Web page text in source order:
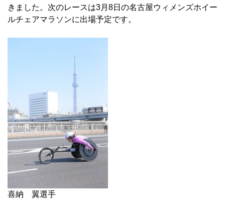
きました。次のレースは3月8日の名古屋ウィメンズホイー
ルチェアマラソンに出場予定です。
喜納 翼選手